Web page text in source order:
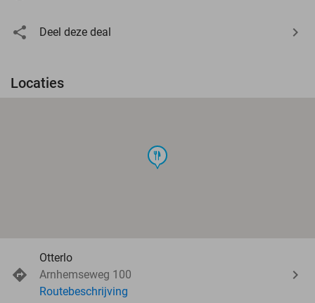
Deel deze deal
Locaties
food
Otterlo
Arnhemseweg 100
Routebeschrijving